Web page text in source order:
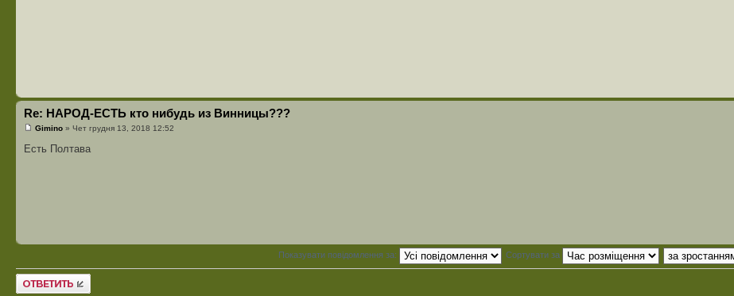
Re: НАРОД-ЕСТЬ кто нибудь из Винницы???
Gimino » Чет грудня 13, 2018 12:52
Есть Полтава
Показувати повідомлення за: Сортувати за
Відповісти